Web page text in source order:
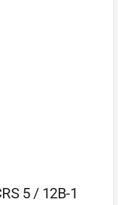
5 / 12B-1